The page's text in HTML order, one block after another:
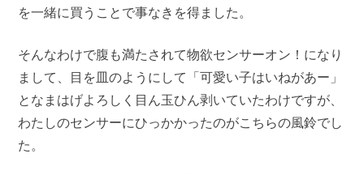
を一緒に買うことで事なきを得ました。
そんなわけで腹も満たされて物欲センサーオン！になり
まして、目を皿のようにして「可愛い子はいねがあー」
となまはげよろしく目ん玉ひん剥いていたわけですが、
わたしのセンサーにひっかかったのがこちらの風鈴でし
た。